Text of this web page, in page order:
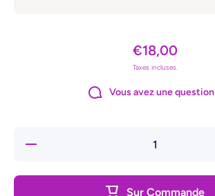
€18,00
Taxes incluses.
Vous avez une question
Réduire
Sur Commande